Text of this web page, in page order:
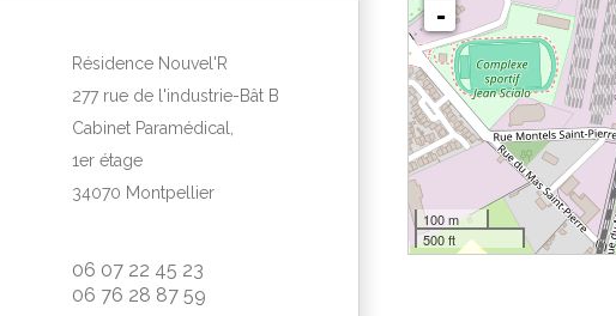
Résidence Nouvel'R
277 rue de l'industrie-Bât B
Cabinet Paramédical,
1er étage
34070 Montpellier
06 07 22 45 23
06 76 28 87 59
-
100 m
500 ft